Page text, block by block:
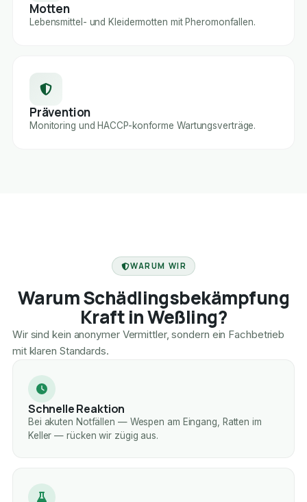
Motten
Lebensmittel- und Kleidermotten mit Pheromonfallen.
Prävention
Monitoring und HACCP-konforme Wartungsverträge.
WARUM WIR
Warum Schädlingsbekämpfung
Kraft in Weßling?
Wir sind kein anonymer Vermittler, sondern ein Fachbetrieb
mit klaren Standards.
Schnelle Reaktion
Bei akuten Notfällen — Wespen am Eingang, Ratten im
Keller — rücken wir zügig aus.